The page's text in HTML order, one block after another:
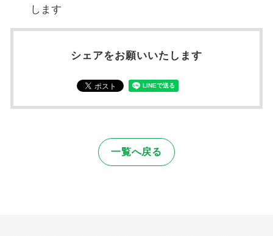
します
シェアをお願いいたします
一覧へ戻る